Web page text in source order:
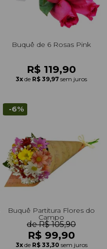
Buquê de 6 Rosas Pink
R$ 119,90
3x de R$ 39,97 sem juros
-6%
Buquê Partitura Flores do
Campo
de R$ 105,90
R$ 99,90
3x de R$ 33,30 sem juros